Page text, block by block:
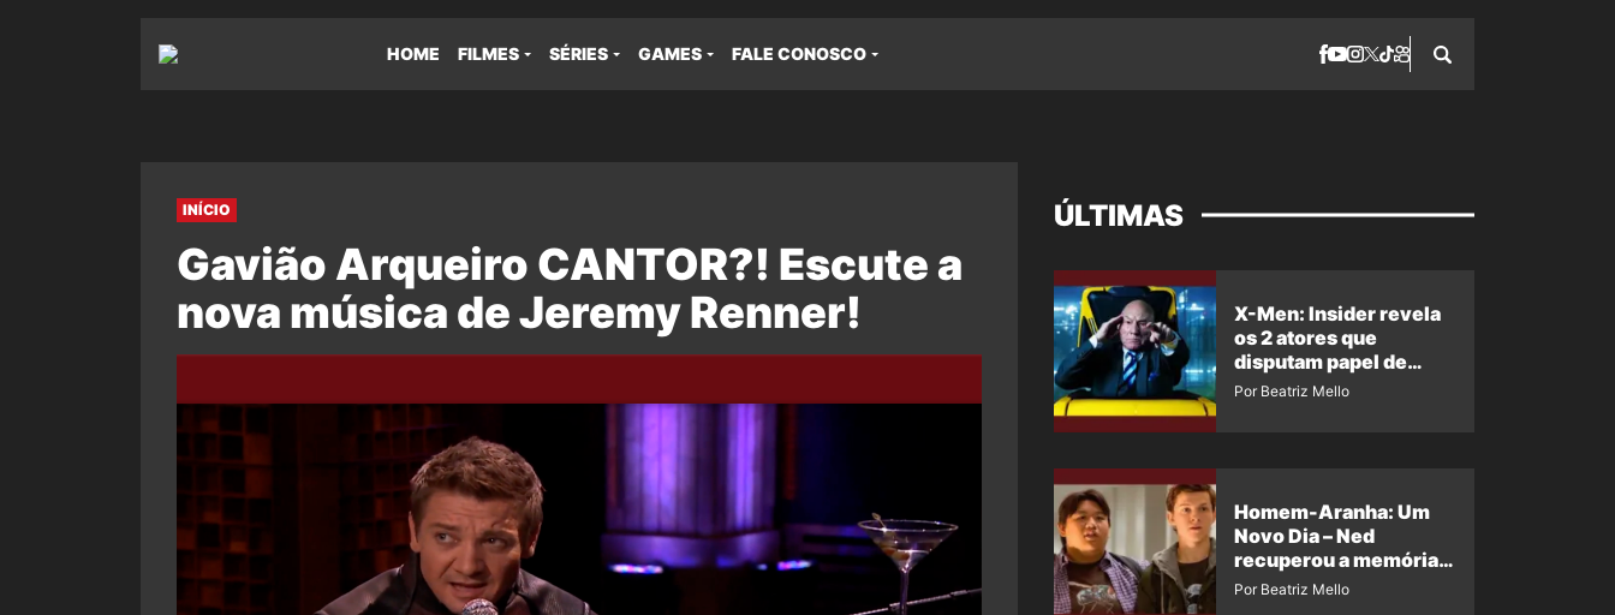
HOME FILMES SÉRIES GAMES FALE CONOSCO
INÍCIO
Gavião Arqueiro CANTOR?! Escute a
nova música de Jeremy Renner!
ÚLTIMAS
X-Men: Insider revela
os 2 atores que
disputam papel de
Professor X
Por Beatriz Mello
Homem-Aranha: Um
Novo Dia – Ned
recuperou a memória?
Ator quebra o silêncio
Por Beatriz Mello